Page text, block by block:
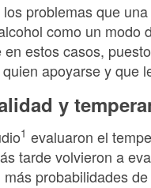
problemas que
como un modo
en estos casos,
apoyarse y que
y
1 evaluaron el
tarde volvieron a
probabilidades